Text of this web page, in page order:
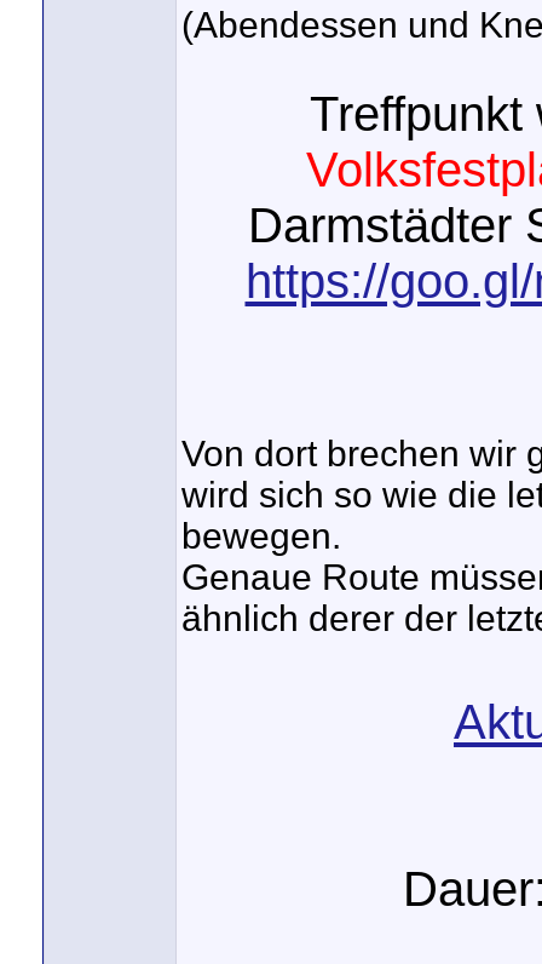
(Abendessen und
Darmstädter
https://
Von dort brechen wir
wird sich so wie die
bewegen.
Genaue Route
ähnlich derer der